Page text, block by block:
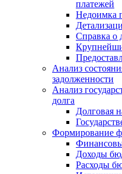
платежей
Недоимка
Справка о
Анализ
задолженности
Анализ
долга
Долговая
Формирование
Доходы
Расходы